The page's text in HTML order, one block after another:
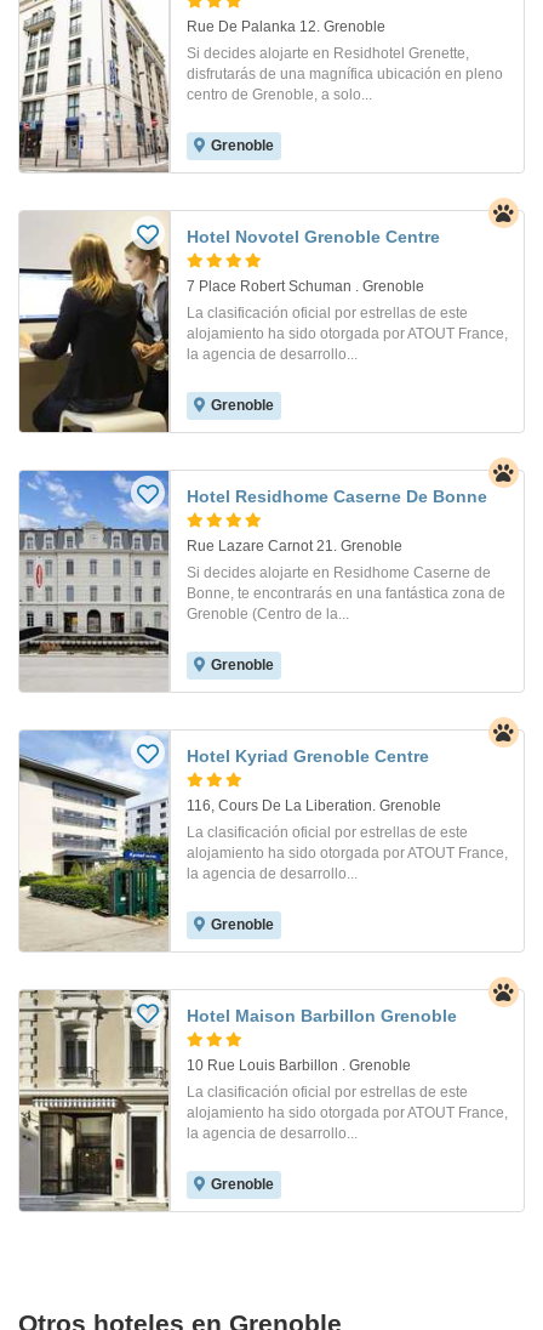
Rue De Palanka 12. Grenoble
Si decides alojarte en Residhotel Grenette,
disfrutarás de una magnífica ubicación en pleno
centro de Grenoble, a solo...
Grenoble
Hotel Novotel Grenoble Centre
7 Place Robert Schuman . Grenoble
La clasificación oficial por estrellas de este
alojamiento ha sido otorgada por ATOUT France,
la agencia de desarrollo...
Grenoble
Hotel Residhome Caserne De Bonne
Rue Lazare Carnot 21. Grenoble
Si decides alojarte en Residhome Caserne de
Bonne, te encontrarás en una fantástica zona de
Grenoble (Centro de la...
Grenoble
Hotel Kyriad Grenoble Centre
116, Cours De La Liberation. Grenoble
La clasificación oficial por estrellas de este
alojamiento ha sido otorgada por ATOUT France,
la agencia de desarrollo...
Grenoble
Hotel Maison Barbillon Grenoble
10 Rue Louis Barbillon . Grenoble
La clasificación oficial por estrellas de este
alojamiento ha sido otorgada por ATOUT France,
la agencia de desarrollo...
Grenoble
Otros hoteles en Grenoble